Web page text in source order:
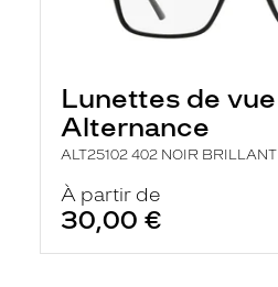
Lunettes de vue
Alternance
ALT25102 402 NOIR BRILLANT
À partir de
30,00 €